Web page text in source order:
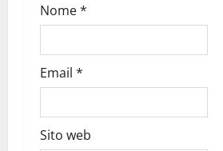
Nome*
Email *
Sito web